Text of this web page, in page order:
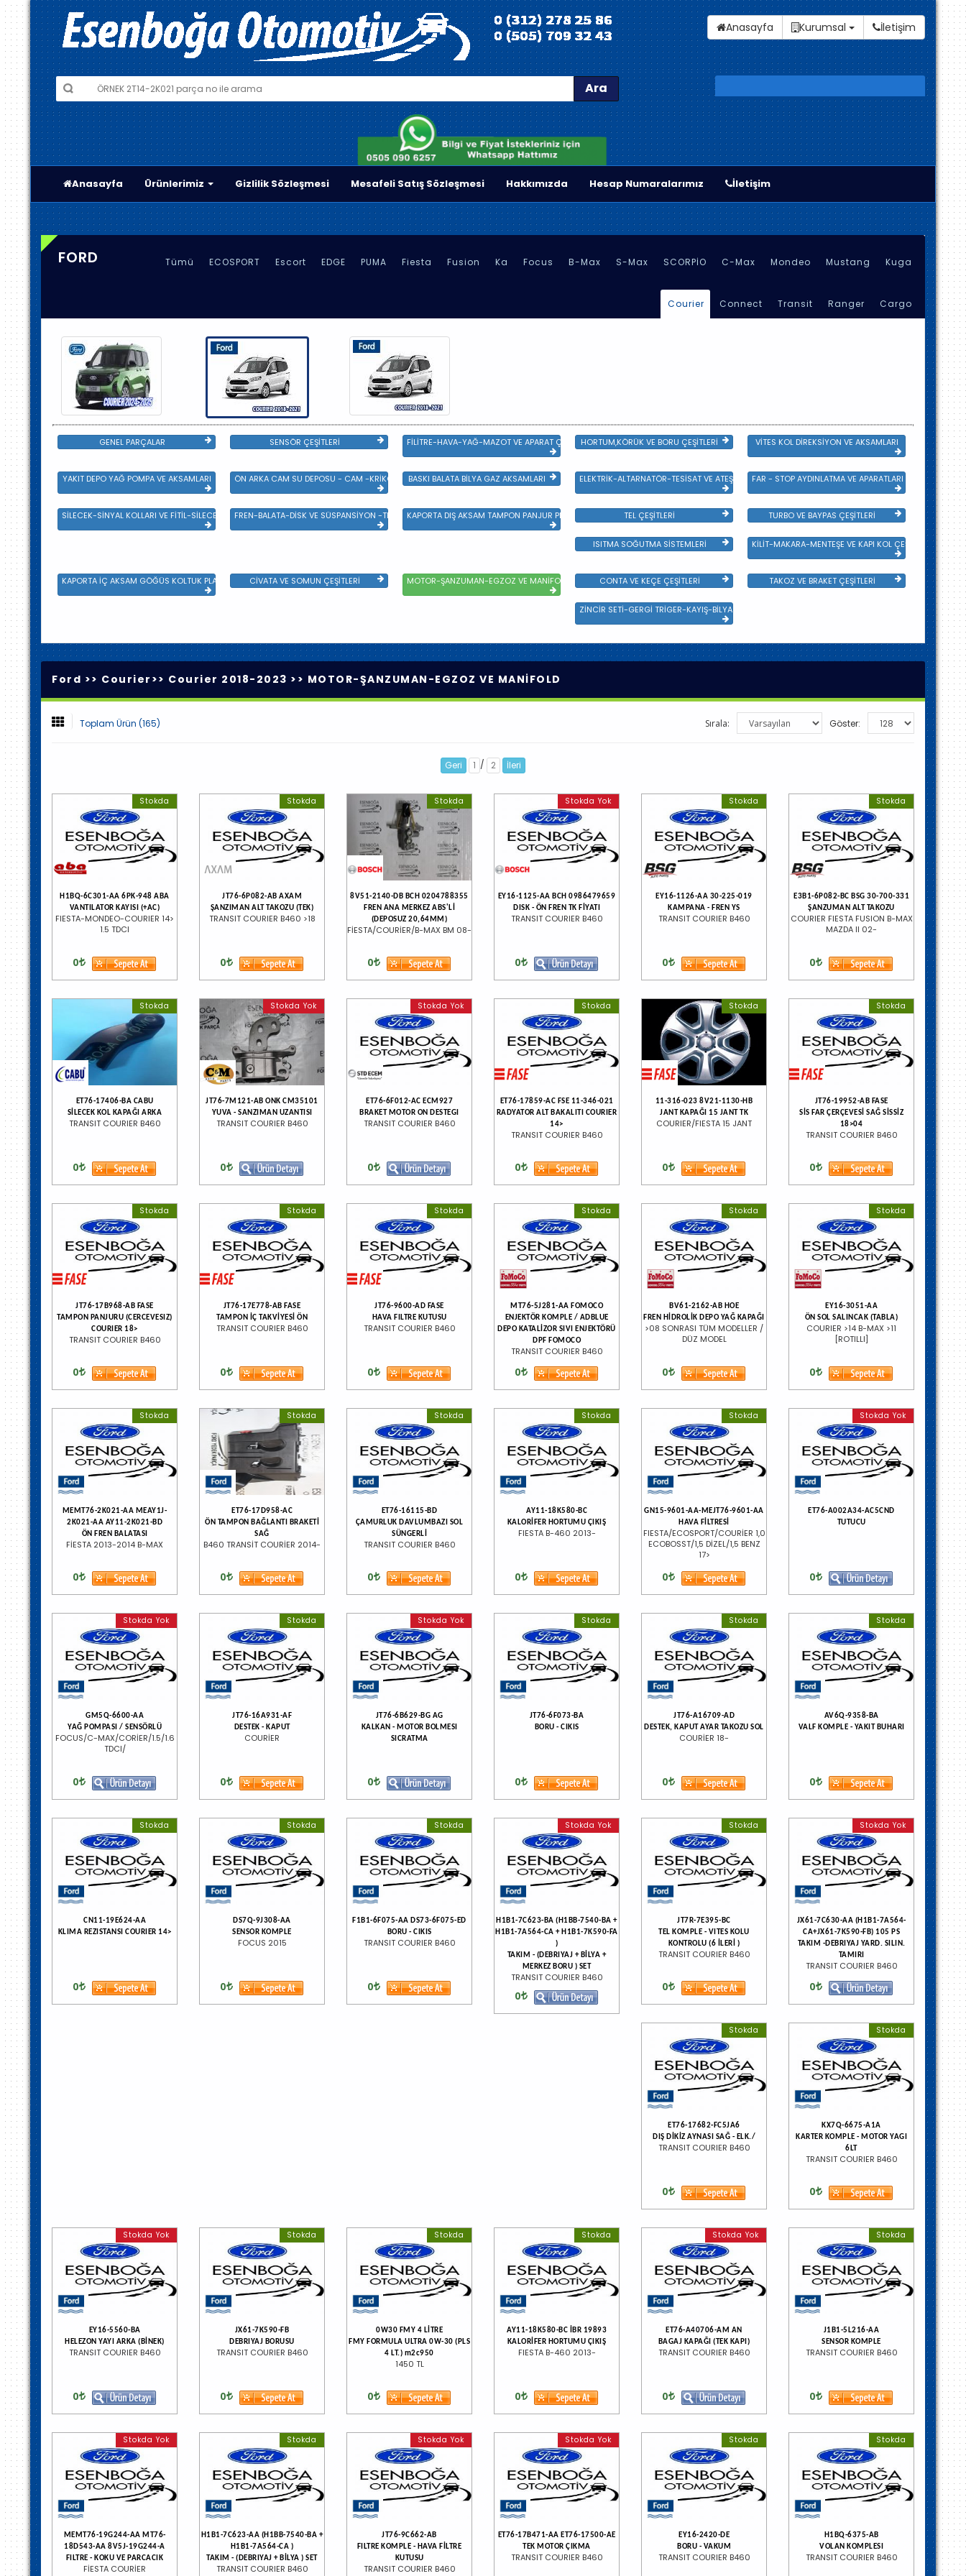
Anasayfa Kurumsal İletişim
Ara
Anasayfa Ürünlerimiz Gizlilik Sözleşmesi Mesafeli Satış Sözleşmesi Hakkımızda Hesap Numaralarımız İletişim
FORD Tümü ECOSPORT Escort EDGE PUMA Fiesta Fusion Ka Focus B-Max S-Max SCORPİO C-Max Mondeo Mustang Kuga
Courier Connect Transit Ranger Cargo
GENEL PARÇALAR SENSÖR ÇEŞİTLERİ FİLİTRE-HAVA-YAĞ-MAZOT VE APARAT ÇEŞİTLERİHORTUM,KÖRÜK VE BORU ÇEŞİTLERİ VİTES KOL DİREKSİYON VE AKSAMLARI
YAKIT DEPO YAĞ POMPA VE AKSAMLARI ÖN ARKA CAM SU DEPOSU - CAM -KRİKO VE AYNA ÇEŞİTLERBASKI BALATA BİLYA GAZ AKSAMLARI ELEKTRİK-ALTARNATÖR-TESİSAT VE ATEŞLEME GRBFAR - STOP AYDINLATMA VE APARATLARI
SİLECEK-SİNYAL KOLLARI VE FİTİL-SİLECEK ÇEŞİTLERİFREN-BALATA-DİSK VE SÜSPANSİYON -TEKER ÖN-ARKA TAKIM VE YÜRÜYEN AKSAMLAR
KAPORTA DIŞ AKSAM TAMPON PANJUR PLASTİK VE SAC AKSAMTEL ÇEŞİTLERİ TURBO VE BAYPAS ÇEŞİTLERİ
ISITMA SOĞUTMA SİSTEMLERİ KİLİT-MAKARA-MENTEŞE VE KAPI KOL ÇEŞİTLERİ
KAPORTA İÇ AKSAM GÖĞÜS KOLTUK PLASTİK VE SAC AKSAMCİVATA VE SOMUN ÇEŞİTLERİ MOTOR-ŞANZUMAN-EGZOZ VE MANİFOLD CONTA VE KEÇE ÇEŞİTLERİ TAKOZ VE BRAKET ÇEŞİTLERİ
ZİNCİR SETİ-GERGİ TRİGER-KAYIŞ-BİLYA VE DEVİRDAİM
Ford >> Courier >> Courier 2018-2023 >> MOTOR-ŞANZUMAN-EGZOZ VE MANİFOLD
Toplam Ürün (165) Göster:
Sırala:
Geri 1 / 2 İleri
Stokda
H1BQ-6C301-AA 6PK-948 ABA
VANTILATOR KAYISI (+AC)
FIESTA-MONDEO-COURIER 14>
1.5 TDCI
0
Stokda
JT76-6P082-AB AXAM
ŞANZIMAN ALT TAKOZU (TEK)
TRANSIT COURIER B460 >18
0
Stokda
8V51-2140-DB BCH 0204788355
FREN ANA MERKEZ ABS'Lİ
(DEPOSUZ 20,64MM)
FİESTA/COURİER/B-MAX BM 08-
0
Stokda Yok
EY16-1125-AA BCH 0986479659
DISK - ÖN FREN TK FİYATI
TRANSIT COURIER B460
0
Stokda
EY16-1126-AA 30-225-019
KAMPANA - FREN YS
TRANSIT COURIER B460
0
Stokda
E3B1-6P082-BC BSG 30-700-331
ŞANZUMAN ALT TAKOZU
COURIER FIESTA FUSION B-MAX
MAZDA II 02-
0
Stokda
ET76-17406-BA CABU
SİLECEK KOL KAPAĞI ARKA
TRANSIT COURIER B460
0
Stokda Yok
JT76-7M121-AB ONK CM35101
YUVA - SANZIMAN UZANTISI
TRANSIT COURIER B460
0
Stokda Yok
ET76-6F012-AC ECM927
BRAKET MOTOR ON DESTEGI
TRANSIT COURIER B460
0
Stokda
ET76-17859-AC FSE 11-346-021
RADYATOR ALT BAKALITI COURIER
14>
TRANSIT COURIER B460
0
Stokda
11-316-023 8V21-1130-HB
JANT KAPAĞI 15 JANT TK
COURIER/FIESTA 15 JANT
0
Stokda
JT76-19952-AB FASE
SİS FAR ÇERÇEVESİ SAĞ SİSSİZ
18>04
TRANSIT COURIER B460
0
Stokda
JT76-17B968-AB FASE
TAMPON PANJURU (CERCEVESIZ)
COURIER 18>
TRANSIT COURIER B460
0
Stokda
JT76-17E778-AB FASE
TAMPON İÇ TAKVİYESİ ÖN
TRANSIT COURIER B460
0
Stokda
JT76-9600-AD FASE
HAVA FILTRE KUTUSU
TRANSIT COURIER B460
0
Stokda
MT76-5J281-AA FOMOCO
ENJEKTÖR KOMPLE / ADBLUE
DEPO KATALİZOR SIVI ENJEKTÖRÜ
DPF FOMOCO
TRANSIT COURIER B460
0
Stokda
BV61-2162-AB HOE
FREN HİDROLİK DEPO YAĞ KAPAĞI
>08 SONRASI TÜM MODELLER /
DÜZ MODEL
0
Stokda
EY16-3051-AA
ÖN SOL SALINCAK (TABLA)
COURIER >14 B-MAX >11
[ROTILLI]
0
Stokda
MEMT76-2K021-AA MEAY1J-
2K021-AA AY11-2K021-BD
ÖN FREN BALATASI
FİESTA 2013-2014 B-MAX
0
Stokda
ET76-17D958-AC
ÖN TAMPON BAĞLANTI BRAKETİ
SAĞ
B460 TRANSİT COURİER 2014-
0
Stokda
ET76-16115-BD
ÇAMURLUK DAVLUMBAZI SOL
SÜNGERLİ
TRANSIT COURIER B460
0
Stokda
AY11-18K580-BC
KALORİFER HORTUMU ÇIKIŞ
FIESTA B-460 2013-
0
Stokda
GN15-9601-AA-MEJT76-9601-AA
HAVA FİLTRESİ
FIESTA/ECOSPORT/COURİER 1,0
ECOBOSST/1,5 DİZEL/1,5 BENZ
17>
0
Stokda Yok
ET76-A002A34-AC5CND
TUTUCU
0
Stokda Yok
GM5Q-6600-AA
YAĞ POMPASI / SENSÖRLÜ
FOCUS/C-MAX/CORİER/1.5/1.6
TDCI/
0
Stokda
JT76-16A931-AF
DESTEK - KAPUT
COURİER
0
Stokda Yok
JT76-6B629-BG AG
KALKAN - MOTOR BOLMESI
SICRATMA
0
Stokda
JT76-6F073-BA
BORU - CIKIS
0
Stokda
JT76-A16709-AD
DESTEK, KAPUT AYAR TAKOZU SOL
COURİER 18-
0
Stokda
AV6Q-9358-BA
VALF KOMPLE - YAKIT BUHARI
0
Stokda
CN11-19E624-AA
KLIMA REZISTANSI COURIER 14>
0
Stokda
DS7Q-9J308-AA
SENSOR KOMPLE
FOCUS 2015
0
Stokda
F1B1-6F075-AA DS73-6F075-ED
BORU - CIKIS
TRANSIT COURIER B460
0
Stokda Yok
H1B1-7C623-BA (H1BB-7540-BA +
H1B1-7A564-CA + H1B1-7K590-FA
)
TAKIM - (DEBRIYAJ + BİLYA +
MERKEZ BORU ) SET
TRANSIT COURIER B460
0
Stokda
JT7R-7E395-BC
TEL KOMPLE - VITES KOLU
KONTROLU (6 İLERİ )
TRANSIT COURIER B460
0
Stokda Yok
JX61-7C630-AA (H1B1-7A564-
CA+JX61-7K590-FB) 105 PS
TAKIM -DEBRIYAJ YARD. SILIN.
TAMIRI
TRANSIT COURIER B460
0
Stokda
ET76-17682-FC5JA6
DIŞ DİKİZ AYNASI SAĞ - ELK./
TRANSIT COURIER B460
0
Stokda
KX7Q-6675-A1A
KARTER KOMPLE - MOTOR YAGI
6LT
TRANSIT COURIER B460
0
Stokda Yok
EY16-5560-BA
HELEZON YAYI ARKA (BİNEK)
TRANSIT COURIER B460
0
Stokda
JX61-7K590-FB
DEBRIYAJ BORUSU
TRANSIT COURIER B460
0
Stokda
0W30 FMY 4 LİTRE
FMY FORMULA ULTRA 0W-30 (PLS
4 LT.) m2c950
1450 TL
0
Stokda
AY11-18K580-BC İBR 19893
KALORİFER HORTUMU ÇIKIŞ
FIESTA B-460 2013-
0
Stokda Yok
ET76-A40706-AM AN
BAGAJ KAPAĞI (TEK KAPI)
TRANSIT COURIER B460
0
Stokda
J1B1-5L216-AA
SENSOR KOMPLE
TRANSIT COURIER B460
0
Stokda Yok
MEMT76-19G244-AA MT76-
18D543-AA 8V5J-19G244-A
FILTRE - KOKU VE PARCACIK
FİESTA COURİER
Stokda
H1B1-7C623-AA (H1BB-7540-BA +
H1B1-7A564-CA )
TAKIM - (DEBRIYAJ + BİLYA ) SET
TRANSIT COURIER B460
Stokda Yok
JT76-9C662-AB
FILTRE KOMPLE - HAVA FİLTRE
KUTUSU
TRANSIT COURIER B460
Stokda Yok
ET76-17B471-AA ET76-17500-AE
TEK MOTOR ÇIKMA
TRANSIT COURIER B460
Stokda
EY16-2420-DE
BORU - VAKUM
TRANSIT COURIER B460
Stokda
H1BQ-6375-AB
VOLAN KOMPLESI
TRANSIT COURIER B460